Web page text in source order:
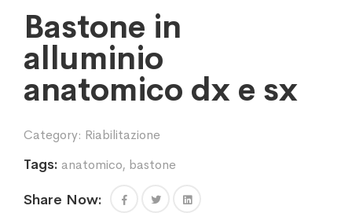
Bastone in
alluminio
anatomico dx e sx
Category: Riabilitazione
Tags: anatomico, bastone
Share Now: